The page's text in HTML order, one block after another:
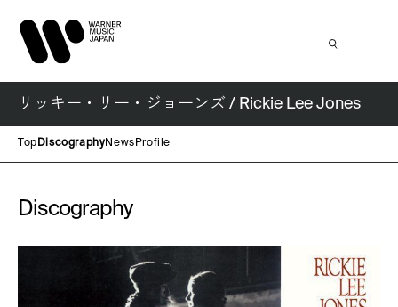
リッキー・リー・ジョーンズ / Rickie Lee Jones
Top DiscographyNews Profile
Discography